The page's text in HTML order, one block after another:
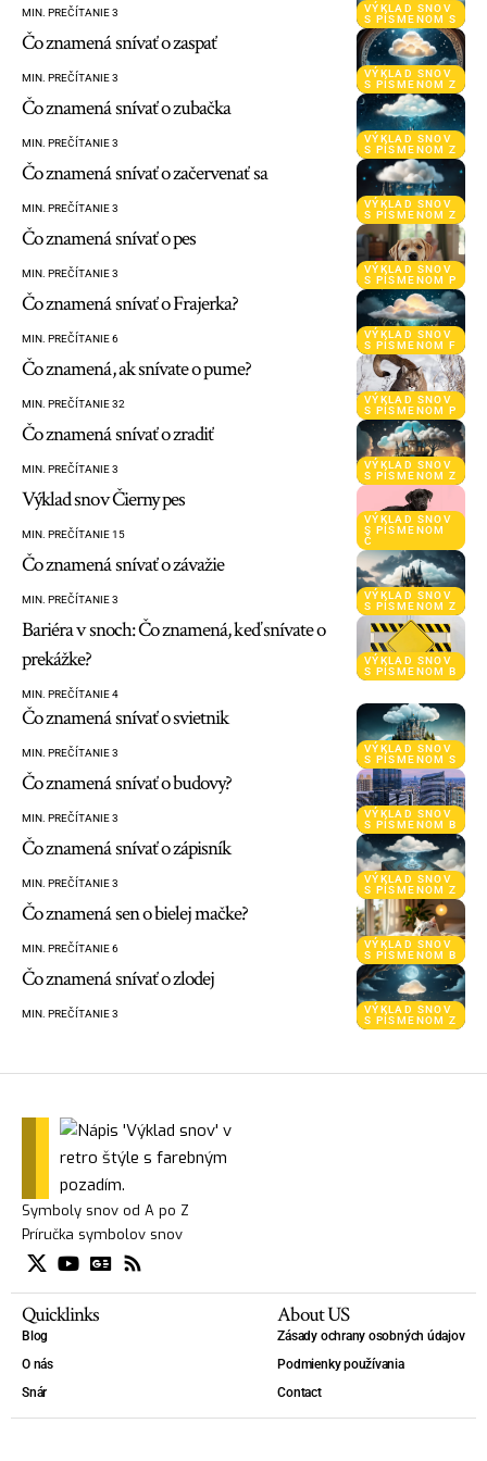
VÝKLAD SNOV
S PÍSMENOM S
MIN. PREČÍTANIE 3
VÝKLAD SNOV
S PÍSMENOM Z
Čo znamená snívať o zaspať
MIN. PREČÍTANIE 3
VÝKLAD SNOV
S PÍSMENOM Z
Čo znamená snívať o zubačka
MIN. PREČÍTANIE 3
VÝKLAD SNOV
S PÍSMENOM Z
Čo znamená snívať o začervenať sa
MIN. PREČÍTANIE 3
VÝKLAD SNOV
S PÍSMENOM P
Čo znamená snívať o pes
MIN. PREČÍTANIE 3
VÝKLAD SNOV
S PÍSMENOM F
Čo znamená snívať o Frajerka?
MIN. PREČÍTANIE 6
VÝKLAD SNOV
S PÍSMENOM P
Čo znamená, ak snívate o pume?
MIN. PREČÍTANIE 32
VÝKLAD SNOV
S PÍSMENOM Z
Čo znamená snívať o zradiť
MIN. PREČÍTANIE 3
VÝKLAD SNOV
S PÍSMENOM
Č
Výklad snov Čierny pes
MIN. PREČÍTANIE 15
VÝKLAD SNOV
S PÍSMENOM Z
Čo znamená snívať o závažie
MIN. PREČÍTANIE 3
VÝKLAD SNOV
S PÍSMENOM B
Bariéra v snoch: Čo znamená, keď snívate o
prekážke?
MIN. PREČÍTANIE 4
VÝKLAD SNOV
S PÍSMENOM S
Čo znamená snívať o svietnik
MIN. PREČÍTANIE 3
VÝKLAD SNOV
S PÍSMENOM B
Čo znamená snívať o budovy?
MIN. PREČÍTANIE 3
VÝKLAD SNOV
S PÍSMENOM Z
Čo znamená snívať o zápisník
MIN. PREČÍTANIE 3
VÝKLAD SNOV
S PÍSMENOM B
Čo znamená sen o bielej mačke?
MIN. PREČÍTANIE 6
VÝKLAD SNOV
S PÍSMENOM Z
Čo znamená snívať o zlodej
MIN. PREČÍTANIE 3
Symboly snov od A po Z
Príručka symbolov snov
Quicklinks
Blog
O nás
Snár
About US
Zásady ochrany osobných údajov
Podmienky používania
Contact